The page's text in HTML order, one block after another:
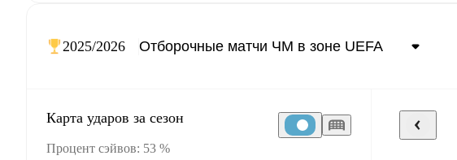
2025/2026
Карта ударов за сезон
Процент сэйвов: 53 %